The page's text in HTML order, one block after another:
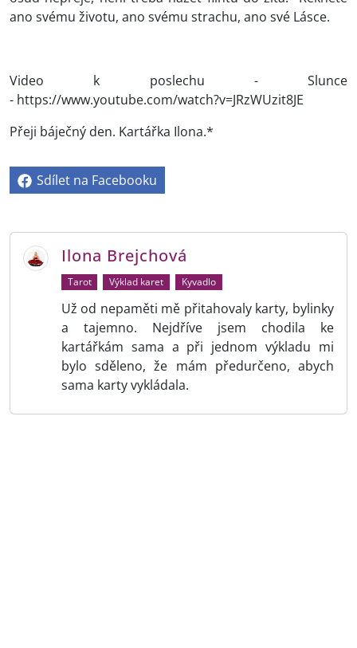
ano svému životu, ano svému strachu, ano své Lásce.
Video k poslechu - Slunce
- https://www.youtube.com/watch?v=JRzWUzit8JE
Přeji báječný den. Kartářka Ilona.*
Sdílet na Facebooku
Ilona Brejchová
Tarot Výklad karet Kyvadlo
Už od nepaměti mě přitahovaly karty, bylinky
a tajemno. Nejdříve jsem chodila ke
kartářkám sama a při jednom výkladu mi
bylo sděleno, že mám předurčeno, abych
sama karty vykládala.